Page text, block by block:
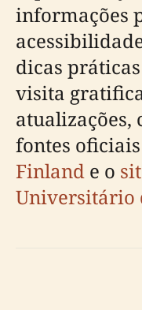
informações
dicas
visita
atualizações,
fontes
Finland e o
Universitário